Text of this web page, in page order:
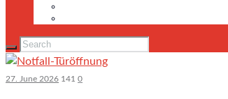
27. June 2026 141 0